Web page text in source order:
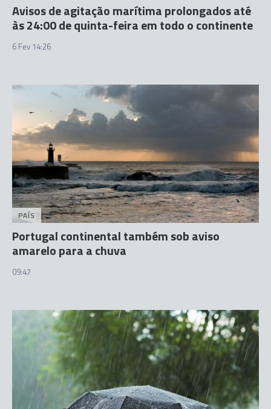
Avisos de agitação marítima prolongados até
às 24:00 de quinta-feira em todo o continente
6 Fev 14:26
PAÍS
Portugal continental também sob aviso
amarelo para a chuva
09:47